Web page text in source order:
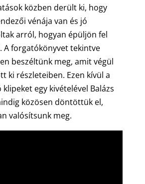
közben derült ki, hogy
vénája van és jó
arról, hogyan épüljön fel
A forgatókönyvet tekintve
beszéltünk meg, amit végül
ki részleteiben. Ezen kívül a
egy kivételével Balázs
közösen döntöttük el,
valósítsunk meg.